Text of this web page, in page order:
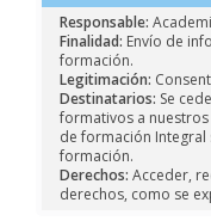
Responsable:
Finalidad: Envío de
formación.
Legitimación:
Destinatarios: Se
formativos a nuestros
de formación Integral
formación.
Derechos: Acceder,
derechos, como se